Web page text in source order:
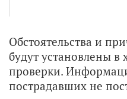
Обстоятельства и
будут установлены в
проверки.
пострадавших не